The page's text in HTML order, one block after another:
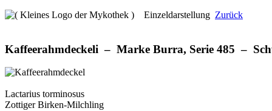
Einzeldarstellung Zurück
Kaffeerahmdeckeli – Marke Burra, Serie 485 –
Lactarius torminosus
Zottiger Birken-Milchling